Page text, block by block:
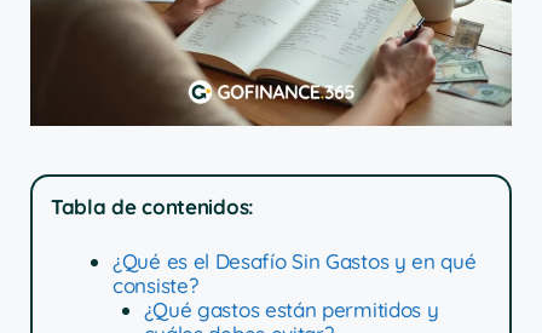
Tabla de contenidos:
¿Qué es el Desafío Sin Gastos y en qué
consiste?
¿Qué gastos están permitidos y